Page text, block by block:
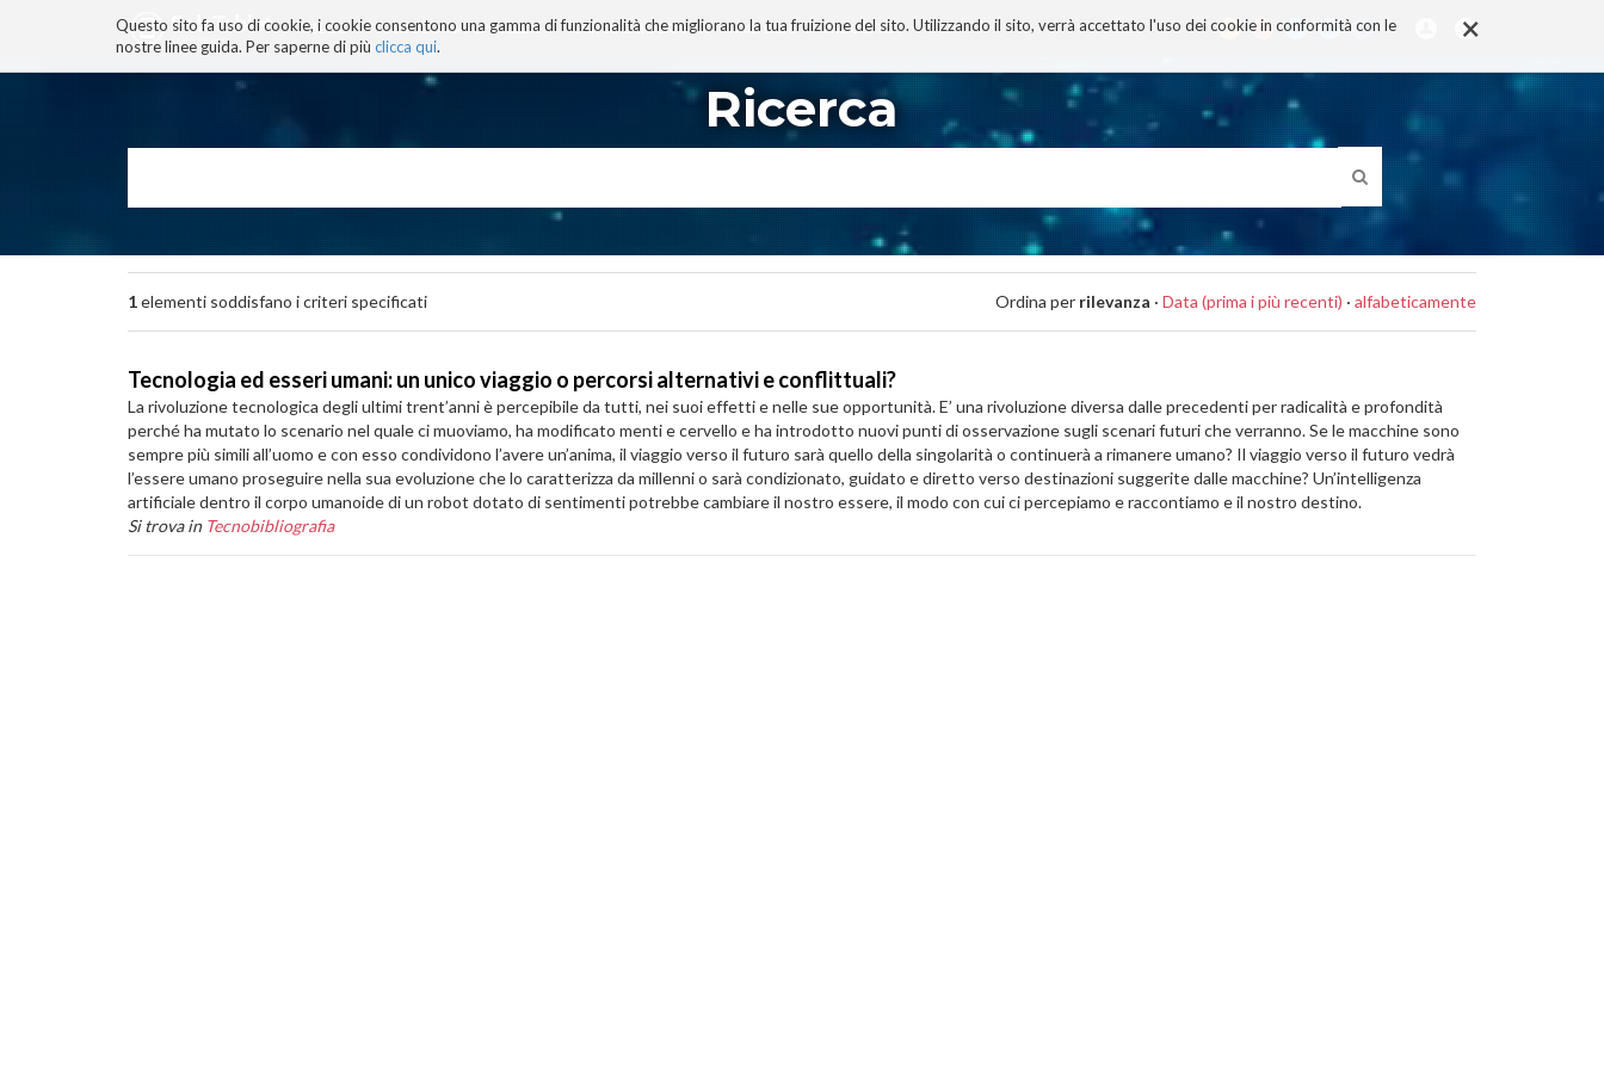
×
Questo sito fa uso di cookie, i cookie consentono una gamma di funzionalità che migliorano la tua fruizione del sito. Utilizzando il sito, verrà accettato l'uso dei cookie in conformità con le
nostre linee guida. Per saperne di più clicca qui.
BLOG TECNOCONSAPEVOLEZZA TECNOBIBLIOGRAFIA I MIEI LIBRI PROGETTO
navigazione
Ricerca
1elementi soddisfano i criteri specificati Ordina per rilevanza · Data (prima i più recenti) · alfabeticamente
Tecnologia ed esseri umani: un unico viaggio o percorsi alternativi e conflittuali?
La rivoluzione tecnologica degli ultimi trent’anni è percepibile da tutti, nei suoi effetti e nelle sue opportunità. E’ una rivoluzione diversa dalle precedenti per radicalità e profondità
perché ha mutato lo scenario nel quale ci muoviamo, ha modificato menti e cervello e ha introdotto nuovi punti di osservazione sugli scenari futuri che verranno. Se le macchine sono
sempre più simili all’uomo e con esso condividono l’avere un’anima, il viaggio verso il futuro sarà quello della singolarità o continuerà a rimanere umano? Il viaggio verso il futuro vedrà
l’essere umano proseguire nella sua evoluzione che lo caratterizza da millenni o sarà condizionato, guidato e diretto verso destinazioni suggerite dalle macchine? Un’intelligenza
artificiale dentro il corpo umanoide di un robot dotato di sentimenti potrebbe cambiare il nostro essere, il modo con cui ci percepiamo e raccontiamo e il nostro destino.
Si trova in Tecnobibliografia